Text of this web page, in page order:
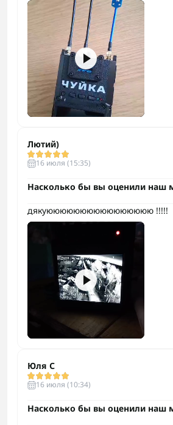
Лютий)
16 июля (15:35)
Насколько бы вы оценили наш
дякуюююююююююююююююю !!!!!
Юля С
16 июля (10:34)
Насколько бы вы оценили наш